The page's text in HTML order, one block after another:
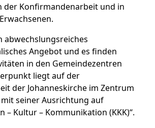
der Konfirmandenarbeit und in
abwechslungsreiches
Angebot und es finden
in den Gemeindezentren
liegt auf der
der Johanneskirche im Zentrum
mit seiner Ausrichtung auf
– Kultur – Kommunikation (KKK)“.